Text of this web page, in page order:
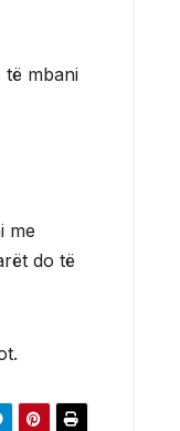
të mbani
me
do të